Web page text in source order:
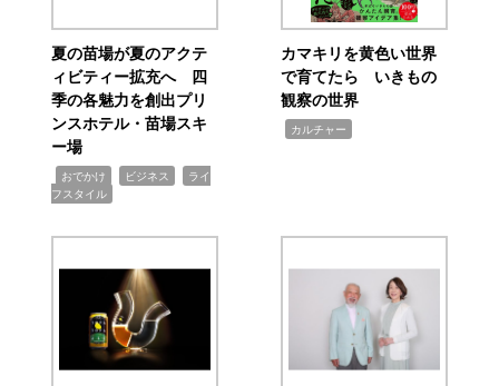
夏の苗場が夏のアクテ
ィビティー拡充へ 四
季の各魅力を創出プリ
ンスホテル・苗場スキ
ー場
おでかけ ビジネス
ライ
フスタイル
カマキリを黄色い世界
で育てたら いきもの
観察の世界
カルチャー